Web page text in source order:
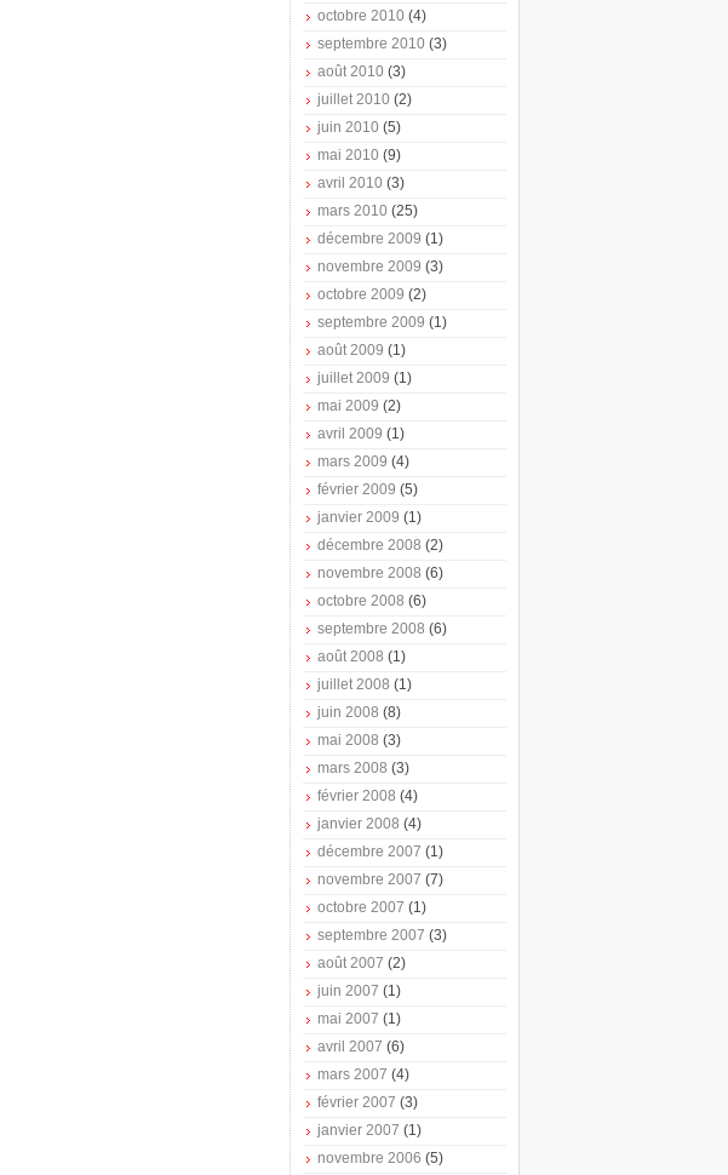
octobre 2010 (4)
septembre 2010 (3)
août 2010 (3)
juillet 2010 (2)
juin 2010 (5)
mai 2010 (9)
avril 2010 (3)
mars 2010 (25)
décembre 2009 (1)
novembre 2009 (3)
octobre 2009 (2)
septembre 2009 (1)
août 2009 (1)
juillet 2009 (1)
mai 2009 (2)
avril 2009 (1)
mars 2009 (4)
février 2009 (5)
janvier 2009 (1)
décembre 2008 (2)
novembre 2008 (6)
octobre 2008 (6)
septembre 2008 (6)
août 2008 (1)
juillet 2008 (1)
juin 2008 (8)
mai 2008 (3)
mars 2008 (3)
février 2008 (4)
janvier 2008 (4)
décembre 2007 (1)
novembre 2007 (7)
octobre 2007 (1)
septembre 2007 (3)
août 2007 (2)
juin 2007 (1)
mai 2007 (1)
avril 2007 (6)
mars 2007 (4)
février 2007 (3)
janvier 2007 (1)
novembre 2006 (5)